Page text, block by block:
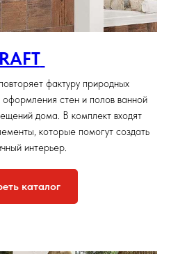
фактуру природных
стен и полов ванной
дома. В комплект входят
которые помогут создать
интерьер.
каталог